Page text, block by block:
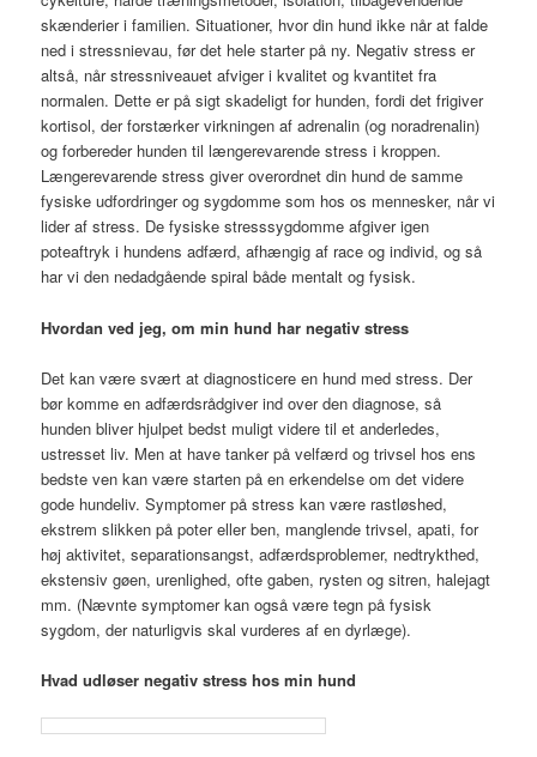
skænderier i familien. Situationer, hvor din hund ikke når at falde
ned i stressnievau, før det hele starter på ny. Negativ stress er
altså, når stressniveauet afviger i kvalitet og kvantitet fra
normalen. Dette er på sigt skadeligt for hunden, fordi det frigiver
kortisol, der forstærker virkningen af adrenalin (og noradrenalin)
og forbereder hunden til længerevarende stress i kroppen.
Længerevarende stress giver overordnet din hund de samme
fysiske udfordringer og sygdomme som hos os mennesker, når vi
lider af stress. De fysiske stresssygdomme afgiver igen
poteaftryk i hundens adfærd, afhængig af race og individ, og så
har vi den nedadgående spiral både mentalt og fysisk.
Hvordan ved jeg, om min hund har negativ stress
Det kan være svært at diagnosticere en hund med stress. Der
bør komme en adfærdsrådgiver ind over den diagnose, så
hunden bliver hjulpet bedst muligt videre til et anderledes,
ustresset liv. Men at have tanker på velfærd og trivsel hos ens
bedste ven kan være starten på en erkendelse om det videre
gode hundeliv. Symptomer på stress kan være rastløshed,
ekstrem slikken på poter eller ben, manglende trivsel, apati, for
høj aktivitet, separationsangst, adfærdsproblemer, nedtrykthed,
ekstensiv gøen, urenlighed, ofte gaben, rysten og sitren, halejagt
mm. (Nævnte symptomer kan også være tegn på fysisk
sygdom, der naturligvis skal vurderes af en dyrlæge).
Hvad udløser negativ stress hos min hund